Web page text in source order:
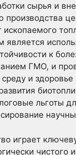
сырья и
производства
к
ГМО, и
и
льготы
играет